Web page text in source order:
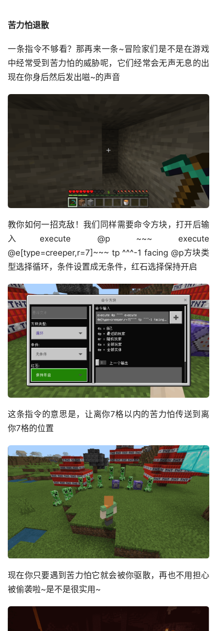
苦力怕退散
一条指令不够看？那再来一条~冒险家们是不是在游戏
中经常受到苦力怕的威胁呢，它们经常会无声无息的出
现在你身后然后发出嗞~的声音
教你如何一招克敌！我们同样需要命令方块，打开后输
入execute @p ~~~ execute
@e[type=creeper,r=7]~~~ tp ^^^-1 facing @p方块类
型选择循环，条件设置成无条件，红石选择保持开启
这条指令的意思是，让离你7格以内的苦力怕传送到离
你7格的位置
现在你只要遇到苦力怕它就会被你驱散，再也不用担心
被偷袭啦~是不是很实用~